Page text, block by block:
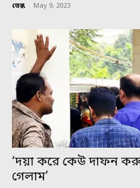
ডেস্ক - May 9, 2023
‘দয়া করে কেউ দাফন
গেলাম’